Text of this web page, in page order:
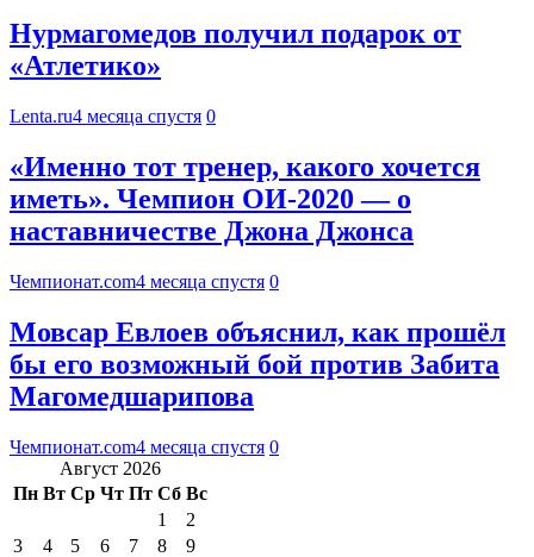
Нурмагомедов получил подарок от
«Атлетико»
Lenta.ru4 месяца спустя 0
«Именно тот тренер, какого хочется
иметь». Чемпион ОИ-2020 — о
наставничестве Джона Джонса
Чемпионат.com4 месяца спустя 0
Мовсар Евлоев объяснил, как прошёл
бы его возможный бой против Забита
Магомедшарипова
Чемпионат.com4 месяца спустя 0
Август 2026
Пн Вт Ср Чт Пт Сб Вс
1
2
3
4 5 6 7 8
9